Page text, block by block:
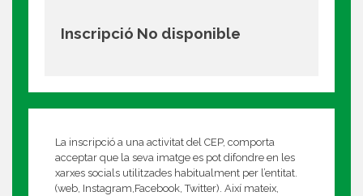
Inscripció No disponible
La inscripció a una activitat del CEP, comporta
acceptar que la seva imatge es pot difondre en les
xarxes socials utilitzades habitualment per l’entitat.
(web, Instagram,Facebook, Twitter). Així mateix,